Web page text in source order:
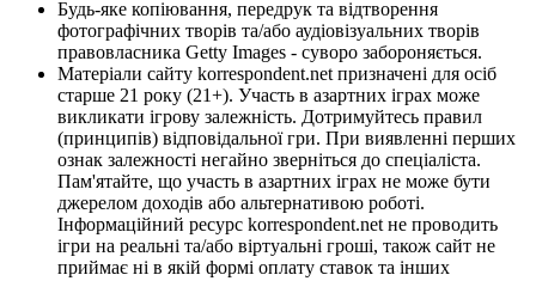
Будь-яке копіювання, передрук та відтворення
фотографічних творів та/або аудіовізуальних творів
правовласника Getty Images - суворо забороняється.
Матеріали сайту korrespondent.net призначені для осіб
старше 21 року (21+). Участь в азартних іграх може
викликати ігрову залежність. Дотримуйтесь правил
(принципів) відповідальної гри. При виявленні перших
ознак залежності негайно зверніться до спеціаліста.
Пам'ятайте, що участь в азартних іграх не може бути
джерелом доходів або альтернативою роботі.
Інформаційний ресурс korrespondent.net не проводить
ігри на реальні та/або віртуальні гроші, також сайт не
приймає ні в якій формі оплату ставок та інших